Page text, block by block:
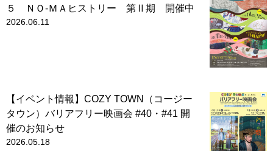
５ ＮＯ-ＭＡヒストリー 第Ⅱ期 開催中
2026.06.11
【イベント情報】COZY TOWN（コージー
タウン）バリアフリー映画会 #40・#41 開
催のお知らせ
2026.05.18